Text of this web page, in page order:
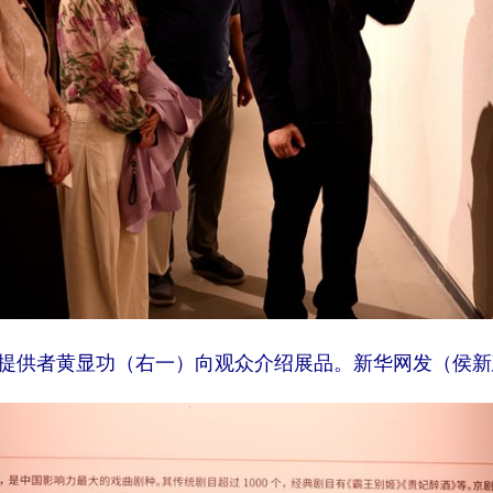
供者黄显功（右一）向观众介绍展品。新华网发（侯